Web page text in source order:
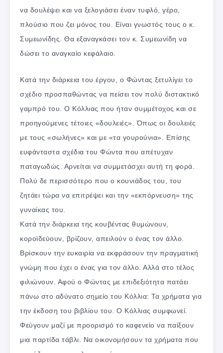
να δουλέψει και να ξελογιάσει έναν τυφλό, γέρο,
πλούσιο που ζει μόνος του. Είναι γνωστός τους ο κ.
Συμεωνίδης. Θα εξαναγκάσει τον κ. Συμεωνίδη να
δώσει το αναγκαίο κεφάλαιο.
Κατά την διάρκεια του έργου, ο Φώντας ξετυλίγει το
σχέδιο προσπαθώντας να πείσει τον πολύ διστακτικό
γαμπρό του. Ο Κόλλιας που ήταν συμμέτοχος και σε
προηγούμενες τέτοιες «δουλειές». Όπως οι δουλειές
με τους «σωλήνες» και με «τα γουρούνια». Επίσης
ευφάνταστα σχέδια του Φώντα που απέτυχαν
παταγωδώς. Αρνείται να συμμετάσχει αυτή τη φορά.
Πολύ δε περισσότερο που ο κουνιάδος του, του
ζητάει τώρα να επιτρέψει και την «εκπόρνευση» της
γυναίκας του.
Κατά την διάρκεια της κουβέντας θυμώνουν,
κοροϊδεύουν, βρίζουν, απειλούν ο ένας τον άλλο.
Βρίσκουν την ευκαιρία να εκφράσουν την πραγματική
γνώμη που έχει ο ένας για τον άλλο. Αλλά στο τέλος
φιλιώνουν. Αφού ο Φώντας με επιδεξιότητα πατάει
πάνω στο αδύνατο σημείο του Κόλλια: Τα χρήματα για
την έκδοση του βιβλίου του. Ο Κόλλιας συμφωνεί.
Φεύγουν μαζί με προορισμό το καφενείο να παίξουν
μια παρτίδα τάβλι. Να οικονομήσουν τα χρήματα που